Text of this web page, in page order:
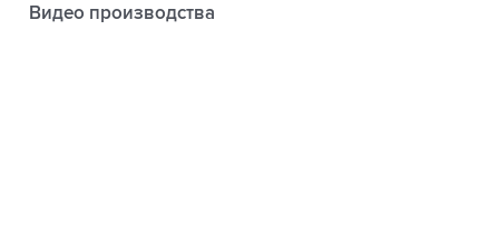
Видео производства